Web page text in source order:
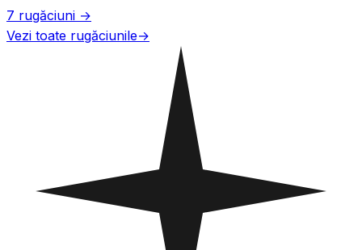
7 rugăciuni →
Vezi toate rugăciunile→